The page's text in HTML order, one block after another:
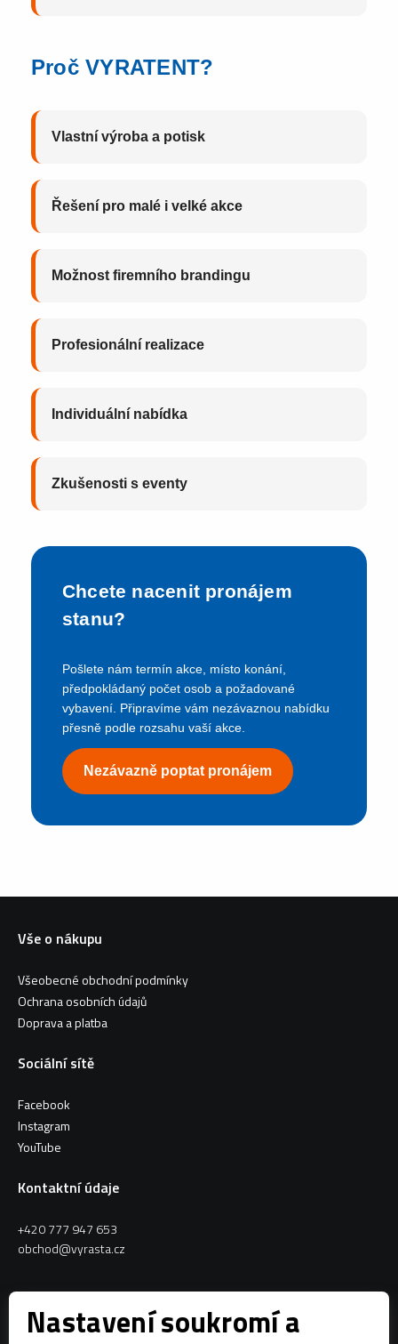
Proč VYRATENT?
Vlastní výroba a potisk
Řešení pro malé i velké akce
Možnost firemního brandingu
Profesionální realizace
Individuální nabídka
Zkušenosti s eventy
Chcete nacenit pronájem
stanu?
Pošlete nám termín akce, místo konání,
předpokládaný počet osob a požadované
vybavení. Připravíme vám nezávaznou nabídku
přesně podle rozsahu vaší akce.
Nezávazně poptat pronájem
Vše o nákupu
Všeobecné obchodní podmínky
Ochrana osobních údajů
Doprava a platba
Sociální sítě
Facebook
Instagram
YouTube
Kontaktní údaje
+420 777 947 653
obchod@vyrasta.cz
Kontakty
Nastavení soukromí a